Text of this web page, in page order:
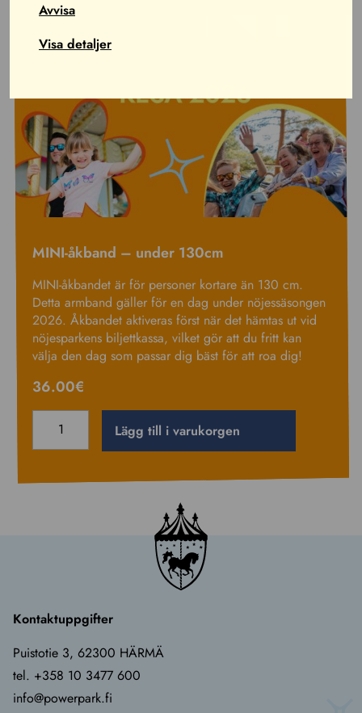
Avvisa
Visa detaljer
MINI-åkband – under 130cm
MINI-åkbandet är för personer kortare än 130 cm.
Detta armband gäller för en dag under nöjessäsongen
2026. Åkbandet aktiveras först när det hämtas ut vid
nöjesparkens biljettkassa, vilket gör att du fritt kan
välja den dag som passar dig bäst för att roa dig!
36.00€
MINI-
under
Lägg till i varukorgen
Kontaktuppgifter
Puistotie 3, 62300 HÄRMÄ
tel. +358 10 3477 600
info@powerpark.fi